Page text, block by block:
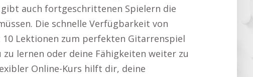
auch fortgeschrittenen Spielern die
Die schnelle Verfügbarkeit von
Lektionen zum perfekten Gitarrenspiel
lernen oder deine Fähigkeiten weiter zu
Online-Kurs hilft dir, deine